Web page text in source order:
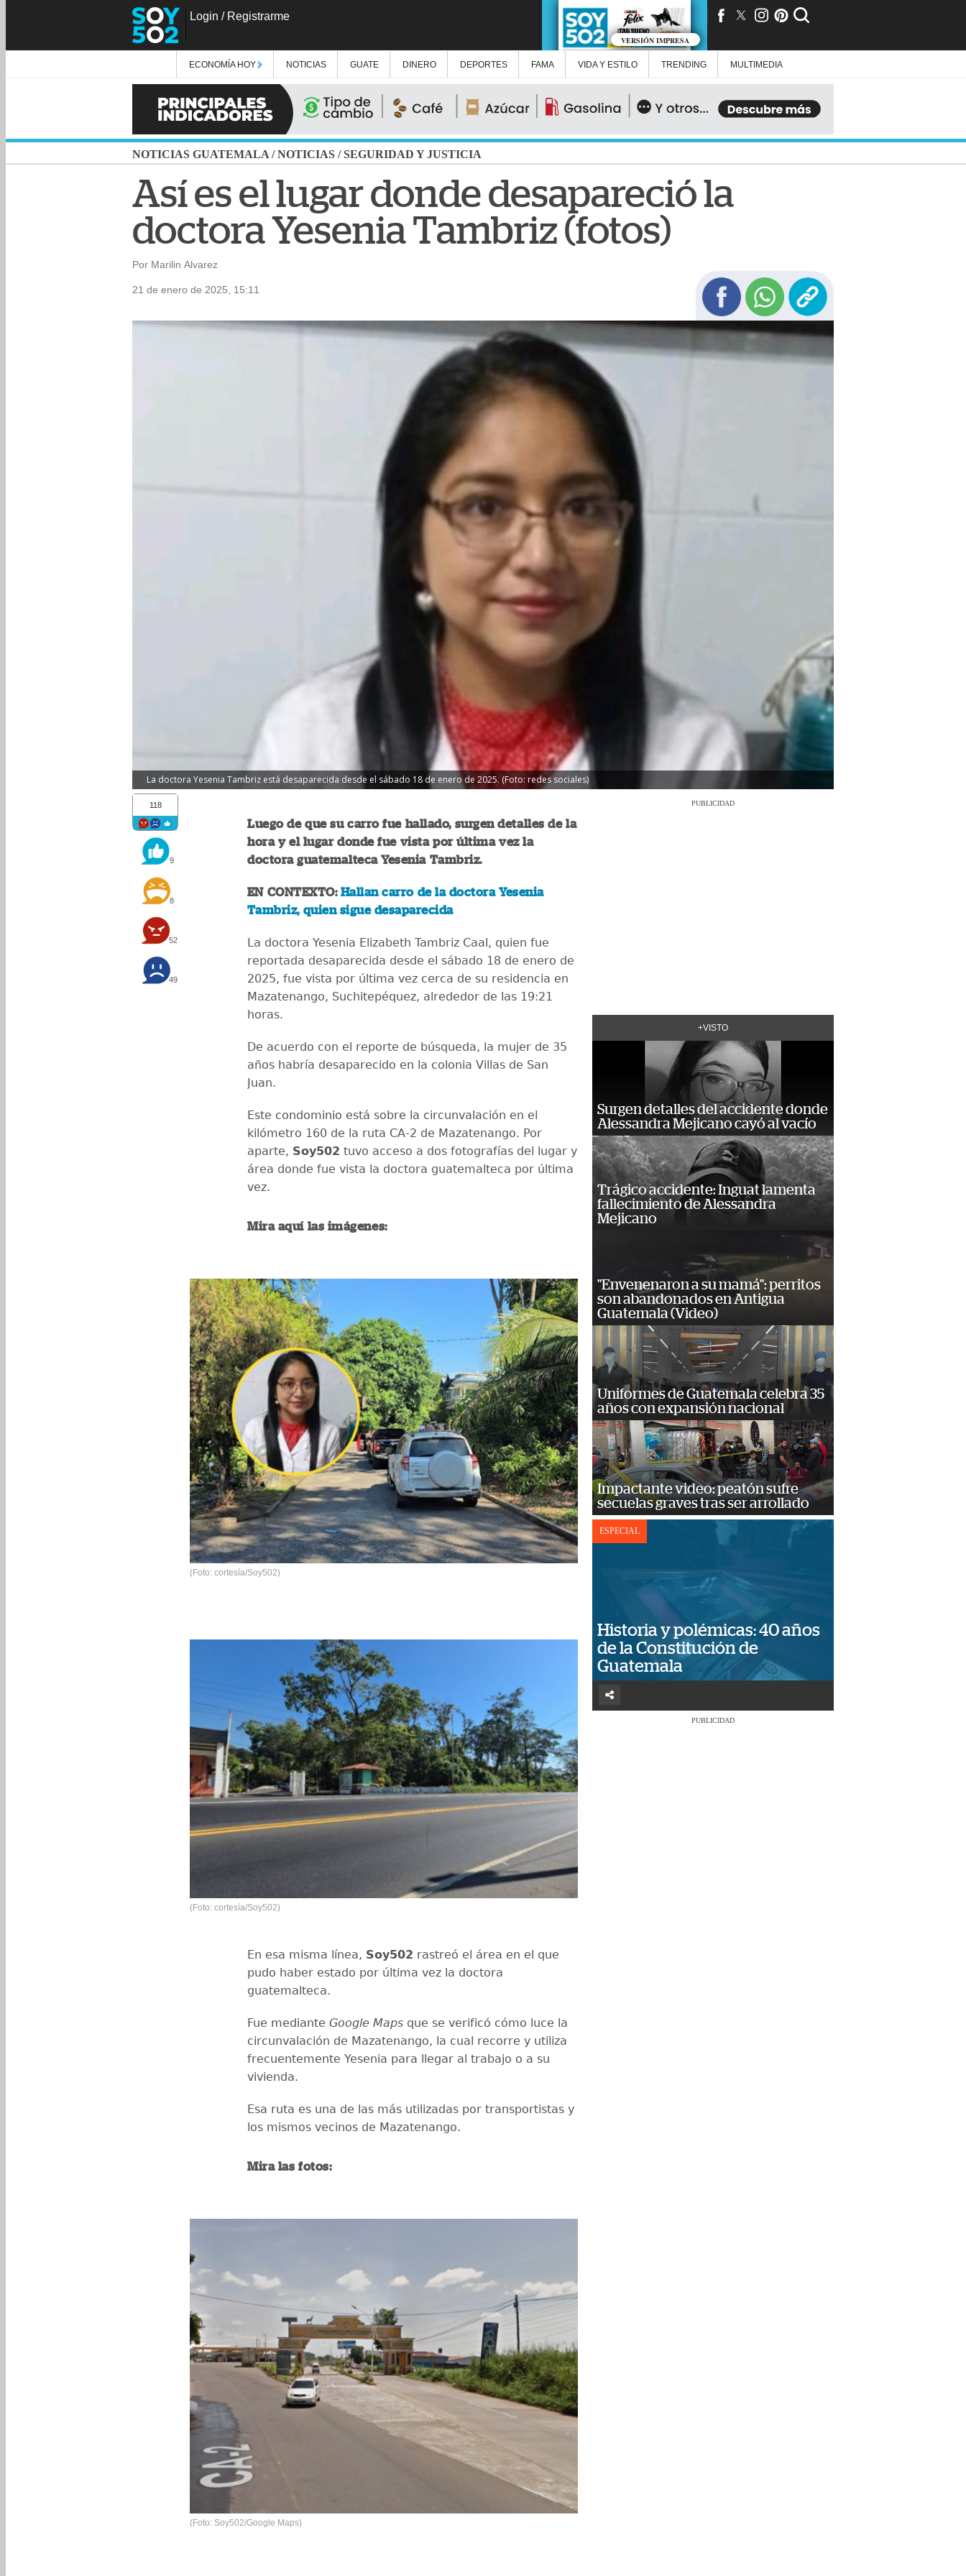
Login / Registrarme
VERSIÓN IMPRESA
ECONOMÍA HOY NOTICIAS GUATE DINERO DEPORTES FAMA VIDA Y ESTILO TRENDING MULTIMEDIA
NOTICIAS GUATEMALA /NOTICIAS /SEGURIDAD Y JUSTICIA
Así es el lugar donde desapareció la
doctora Yesenia Tambriz (fotos)
Por Marilin Alvarez
21 de enero de 2025, 15:11
La doctora Yesenia Tambriz está desaparecida desde el sábado 18 de enero de 2025. (Foto: redes sociales)
118
9
8
52
49
Luego de que su carro fue hallado, surgen detalles de la
hora y el lugar donde fue vista por última vez la
doctora guatemalteca Yesenia Tambriz.
EN CONTEXTO: Hallan carro de la doctora Yesenia
Tambriz, quien sigue desaparecida
La doctora Yesenia Elizabeth Tambriz Caal, quien fue
reportada desaparecida desde el sábado 18 de enero de
2025, fue vista por última vez cerca de su residencia en
Mazatenango, Suchitepéquez, alrededor de las 19:21
horas.
De acuerdo con el reporte de búsqueda, la mujer de 35
años habría desaparecido en la colonia Villas de San
Juan.
Este condominio está sobre la circunvalación en el
kilómetro 160 de la ruta CA-2 de Mazatenango. Por
aparte, Soy502 tuvo acceso a dos fotografías del lugar y
área donde fue vista la doctora guatemalteca por última
vez.
Mira aquí las imágenes:
(Foto: cortesía/Soy502)
(Foto: cortesía/Soy502)
En esa misma línea, Soy502 rastreó el área en el que
pudo haber estado por última vez la doctora
guatemalteca.
Fue mediante Google Maps que se verificó cómo luce la
circunvalación de Mazatenango, la cual recorre y utiliza
frecuentemente Yesenia para llegar al trabajo o a su
vivienda.
Esa ruta es una de las más utilizadas por transportistas y
los mismos vecinos de Mazatenango.
Mira las fotos:
(Foto: Soy502/Google Maps)
PUBLICIDAD
+VISTO
Surgen detalles del accidente donde
Alessandra Mejicano cayó al vacío
Trágico accidente: Inguat lamenta
fallecimiento de Alessandra
Mejicano
"Envenenaron a su mamá": perritos
son abandonados en Antigua
Guatemala (Video)
Uniformes de Guatemala celebra 35
años con expansión nacional
Impactante video: peatón sufre
secuelas graves tras ser arrollado
ESPECIAL
Historia y polémicas: 40 años
de la Constitución de
Guatemala
PUBLICIDAD